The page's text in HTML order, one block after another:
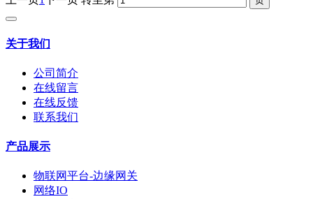
关于我们
公司简介
在线留言
在线反馈
联系我们
产品展示
物联网平台-边缘网关
网络IO